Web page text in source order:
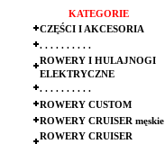
KATEGORIE
CZĘŚCI I AKCESORIA
. . . . . . . . . .
ROWERY I HULAJNOGI
ELEKTRYCZNE
. . . . . . . . . .
ROWERY CUSTOM
ROWERY CRUISER męskie
ROWERY CRUISER